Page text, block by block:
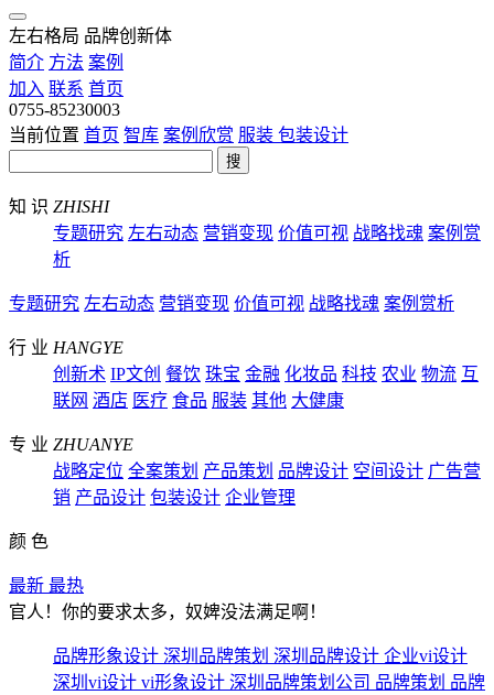
左右格局 品牌创新体
简介 方法 案例
加入 联系 首页
0755-85230003
当前位置 首页 智库 案例欣赏 服装 包装设计
搜
知 识 ZHISHI
专题研究 左右动态 营销变现 价值可视 战略找魂 案例赏
析
专题研究 左右动态 营销变现 价值可视 战略找魂 案例赏析
行 业 HANGYE
创新术 IP文创 餐饮 珠宝 金融 化妆品 科技 农业 物流 互
联网 酒店 医疗 食品 服装 其他 大健康
专 业 ZHUANYE
战略定位 全案策划 产品策划 品牌设计 空间设计 广告营
销 产品设计 包装设计 企业管理
颜 色
最新 最热
官人！你的要求太多，奴婢没法满足啊！
品牌形象设计 深圳品牌策划 深圳品牌设计 企业vi设计
深圳vi设计 vi形象设计 深圳品牌策划公司 品牌策划 品牌